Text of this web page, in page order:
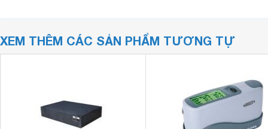
XEM THÊM CÁC SẢN PHẨM TƯƠNG TỰ